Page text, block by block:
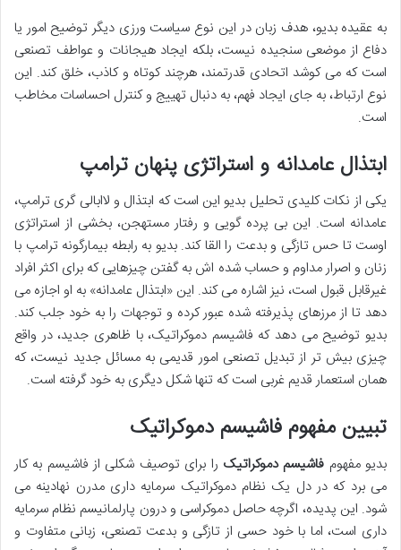
به عقیده بدیو، هدف زبان در این نوع سیاست ورزی دیگر توضیح امور یا
دفاع از موضعی سنجیده نیست، بلکه ایجاد هیجانات و عواطف تصنعی
است که می کوشد اتحادی قدرتمند، هرچند کوتاه و کاذب، خلق کند. این
نوع ارتباط، به جای ایجاد فهم، به دنبال تهییج و کنترل احساسات مخاطب
است.
ابتذال عامدانه و استراتژی پنهان ترامپ
یکی از نکات کلیدی تحلیل بدیو این است که ابتذال و لاابالی گری ترامپ،
عامدانه است. این بی پرده گویی و رفتار مستهجن، بخشی از استراتژی
اوست تا حس تازگی و بدعت را القا کند. بدیو به رابطه بیمارگونه ترامپ با
زنان و اصرار مداوم و حساب شده اش به گفتن چیزهایی که برای اکثر افراد
غیرقابل قبول است، نیز اشاره می کند. این «ابتذال عامدانه» به او اجازه می
دهد تا از مرزهای پذیرفته شده عبور کرده و توجهات را به خود جلب کند.
بدیو توضیح می دهد که فاشیسم دموکراتیک، با ظاهری جدید، در واقع
چیزی بیش تر از تبدیل تصنعی امور قدیمی به مسائل جدید نیست، که
همان استعمار قدیم غربی است که تنها شکل دیگری به خود گرفته است.
تبیین مفهوم فاشیسم دموکراتیک
بدیو مفهوم فاشیسم دموکراتیک را برای توصیف شکلی از فاشیسم به کار
می برد که در دل یک نظام دموکراتیک سرمایه داری مدرن نهادینه می
شود. این پدیده، اگرچه حاصل دموکراسی و درون پارلمانیسم نظام سرمایه
داری است، اما با خود حسی از تازگی و بدعت تصنعی، زبانی متفاوت و